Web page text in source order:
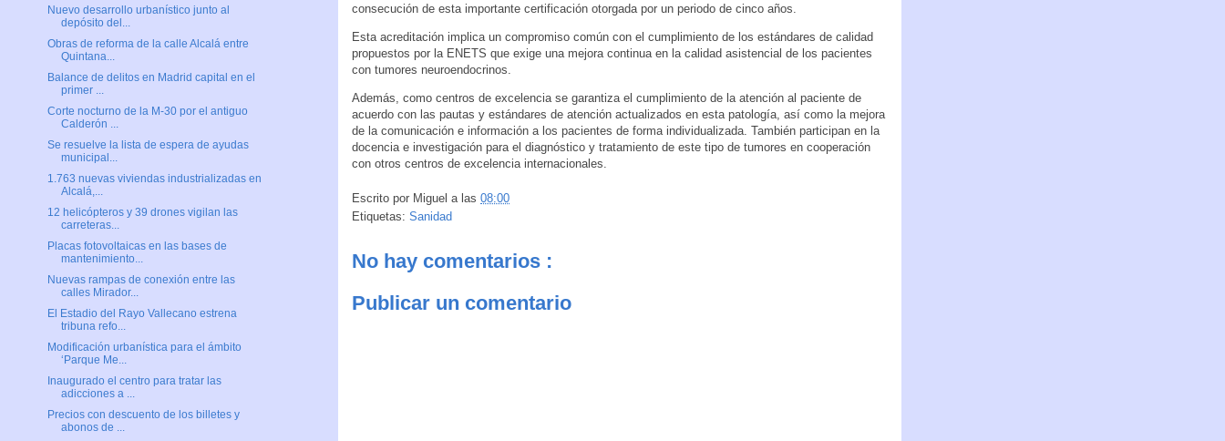
consecución de esta importante certificación otorgada por un periodo de cinco años.
Esta acreditación implica un compromiso común con el cumplimiento de los estándares de calidad
propuestos por la ENETS que exige una mejora continua en la calidad asistencial de los pacientes
con tumores neuroendocrinos.
Además, como centros de excelencia se garantiza el cumplimiento de la atención al paciente de
acuerdo con las pautas y estándares de atención actualizados en esta patología, así como la mejora
de la comunicación e información a los pacientes de forma individualizada. También participan en la
docencia e investigación para el diagnóstico y tratamiento de este tipo de tumores en cooperación
con otros centros de excelencia internacionales.
Escrito por Miguel a las 08:00
Etiquetas: Sanidad
No hay comentarios :
Publicar un comentario
Nuevo desarrollo urbanístico junto al
depósito del...
Obras de reforma de la calle Alcalá entre
Quintana...
Balance de delitos en Madrid capital en el
primer ...
Corte nocturno de la M-30 por el antiguo
Calderón ...
Se resuelve la lista de espera de ayudas
municipal...
1.763 nuevas viviendas industrializadas en
Alcalá,...
12 helicópteros y 39 drones vigilan las
carreteras...
Placas fotovoltaicas en las bases de
mantenimiento...
Nuevas rampas de conexión entre las
calles Mirador...
El Estadio del Rayo Vallecano estrena
tribuna refo...
Modificación urbanística para el ámbito
‘Parque Me...
Inaugurado el centro para tratar las
adicciones a ...
Precios con descuento de los billetes y
abonos de ...